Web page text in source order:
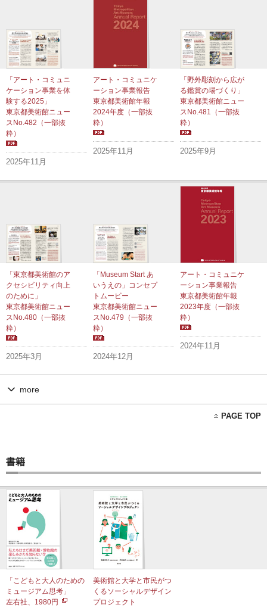
「アート・コミュニ
ケーション事業を体
験する2025」
東京都美術館ニュー
ス No.482（一部抜
粋）
2025年11月
アート・コミュニケ
ーション事業報告
東京都美術館年報
2024年度（一部抜
粋）
2025年11月
「野外彫刻から広が
る鑑賞の場づくり」
東京都美術館ニュー
ス No.481（一部抜
粋）
2025年9月
「東京都美術館のア
クセシビリティ向上
のために」
東京都美術館ニュー
ス No.480（一部抜
粋）
2025年3月
「Museum Start あ
いうえの」コンセプ
トムービー
東京都美術館ニュー
ス No.479（一部抜
粋）
2024年12月
アート・コミュニケ
ーション事業報告
東京都美術館年報
2023年度（一部抜
粋）
2024年11月
more
PAGE TOP
書籍
「こどもと大人のための
ミュージアム思考」
左右社、1980円
美術館と大学と市民がつ
くるソーシャルデザイン
プロジェクト